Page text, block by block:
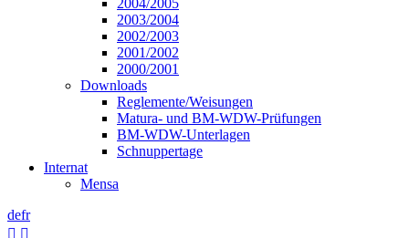
2004/2005
2003/2004
2002/2003
2001/2002
2000/2001
Downloads
Reglemente/Weisungen
Matura- und BM-WDW-Prüfungen
BM-WDW-Unterlagen
Schnuppertage
Internat
Mensa
defr
 